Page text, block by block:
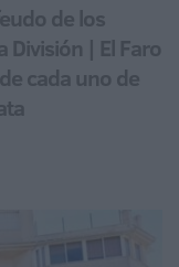
de los
División | El Faro
cada uno de